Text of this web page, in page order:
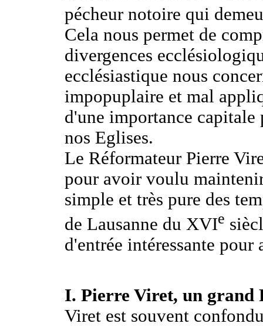
pécheur notoire qui
Cela nous permet de
divergences
ecclésiastique nous
impopuplaire et mal
d'une importance
nos Eglises.
Le Réformateur Pierre
pour avoir voulu
simple et très pure des
de Lausanne du XVIe
d'entrée intéressante pour
I. Pierre Viret, un grand
Viret est souvent